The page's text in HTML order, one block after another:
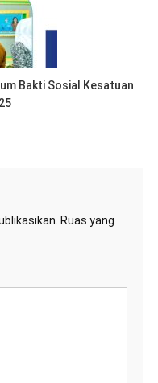
Bakti Sosial Kesatuan
Ruas yang